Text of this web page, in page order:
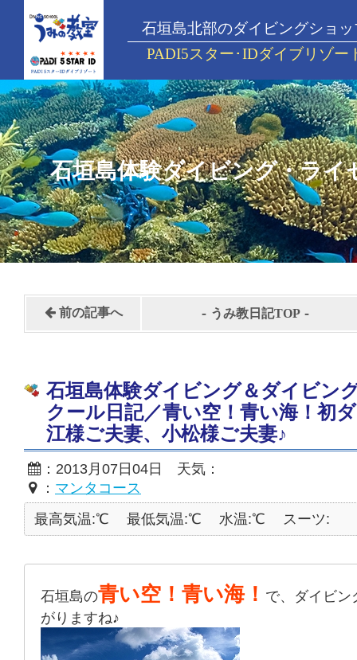
石垣島北部のダイビングショッ
PADI5スター･IDダイブリゾー
石垣島体験ダイビング・ライ
前の記事へ - うみ教日記TOP -
石垣島体験ダイビング＆ダイビン
クール日記／青い空！青い海！初
江様ご夫妻、小松様ご夫妻♪
：2013月07日04日 天気：
： マンタコース
最高気温:℃
最低気温:℃ 水温:℃ スーツ:
石垣島の青い空！青い海！ で、ダイビン
がりますね♪